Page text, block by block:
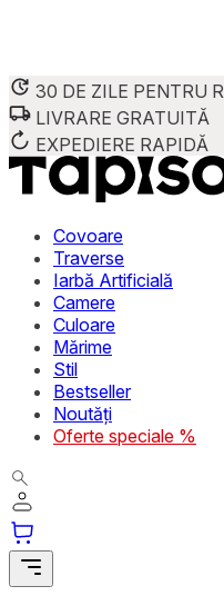
30 DE ZILE PENTRU
LIVRARE GRATUITĂ
EXPEDIERE RAPIDĂ
Covoare
Traverse
Iarbă Artificială
Camere
Culoare
Mărime
Stil
Bestseller
Noutăți
Oferte speciale %
Folosim
Împărtășim
combina
stochează date
preferată sau
Statistică